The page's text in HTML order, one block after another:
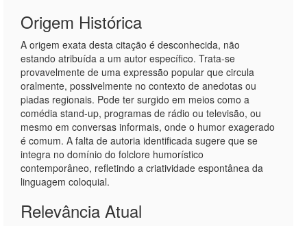
Origem Histórica
A origem exata desta citação é desconhecida, não
estando atribuída a um autor específico. Trata-se
provavelmente de uma expressão popular que circula
oralmente, possivelmente no contexto de anedotas ou
piadas regionais. Pode ter surgido em meios como a
comédia stand-up, programas de rádio ou televisão, ou
mesmo em conversas informais, onde o humor exagerado
é comum. A falta de autoria identificada sugere que se
integra no domínio do folclore humorístico
contemporâneo, refletindo a criatividade espontânea da
linguagem coloquial.
Relevância Atual